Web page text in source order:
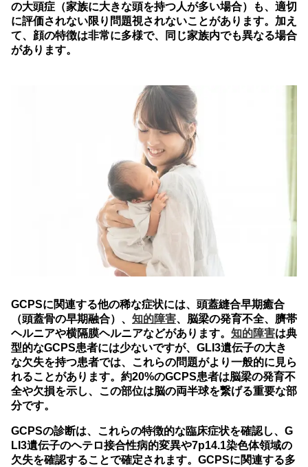
の大頭症（家族に大きな頭を持つ人が多い場合）も、適切
に評価されない限り問題視されないことがあります。加え
て、顔の特徴は非常に多様で、同じ家族内でも異なる場合
があります。
GCPSに関連する他の稀な症状には、頭蓋縫合早期癒合
（頭蓋骨の早期融合）、 知的障害、脳梁の発育不全、臍帯
ヘルニアや横隔膜ヘルニアなどがあります。 知的障害は典
型的なGCPS患者には少ないですが、GLI3遺伝子の大き
な欠失を持つ患者では、これらの問題がより一般的に見ら
れることがあります。約20%のGCPS患者は脳梁の発育不
全や欠損を示し、この部位は脳の両半球を繋げる重要な部
分です。
GCPSの診断は、これらの特徴的な臨床症状を確認し、G
LI3遺伝子のヘテロ接合性病的変異や7p14.1染色体領域の
欠失を確認することで確定されます。GCPSに関連する多